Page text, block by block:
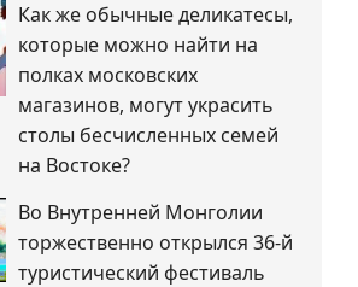
Как же обычные деликатесы,
которые можно найти на
полках московских
магазинов, могут украсить
столы бесчисленных семей
на Востоке?
Во Внутренней Монголии
торжественно открылся 36-й
туристический фестиваль